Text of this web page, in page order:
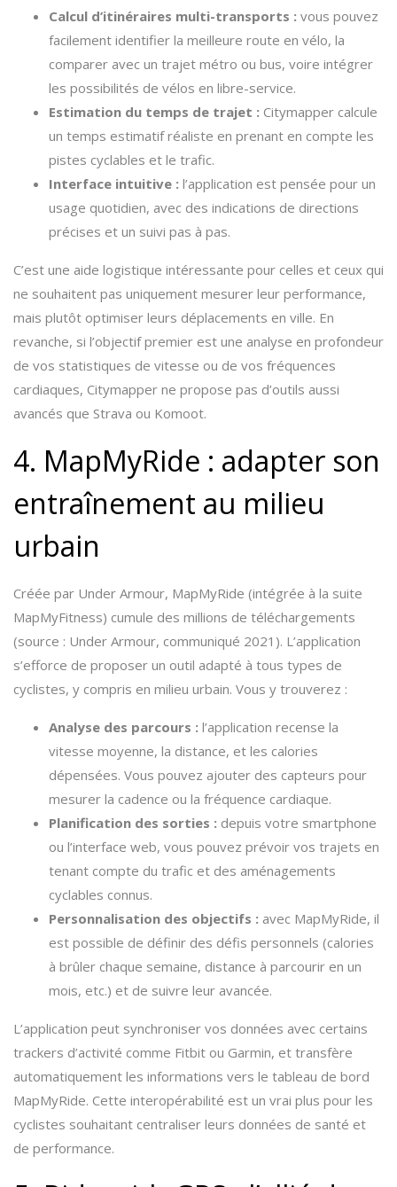
Calcul d’itinéraires multi-transports : vous pouvez
facilement identifier la meilleure route en vélo, la
comparer avec un trajet métro ou bus, voire intégrer
les possibilités de vélos en libre-service.
Estimation du temps de trajet : Citymapper calcule
un temps estimatif réaliste en prenant en compte les
pistes cyclables et le trafic.
Interface intuitive : l’application est pensée pour un
usage quotidien, avec des indications de directions
précises et un suivi pas à pas.
C’est une aide logistique intéressante pour celles et ceux qui
ne souhaitent pas uniquement mesurer leur performance,
mais plutôt optimiser leurs déplacements en ville. En
revanche, si l’objectif premier est une analyse en profondeur
de vos statistiques de vitesse ou de vos fréquences
cardiaques, Citymapper ne propose pas d’outils aussi
avancés que Strava ou Komoot.
4. MapMyRide : adapter son
entraînement au milieu
urbain
Créée par Under Armour, MapMyRide (intégrée à la suite
MapMyFitness) cumule des millions de téléchargements
(source : Under Armour, communiqué 2021). L’application
s’efforce de proposer un outil adapté à tous types de
cyclistes, y compris en milieu urbain. Vous y trouverez :
Analyse des parcours : l’application recense la
vitesse moyenne, la distance, et les calories
dépensées. Vous pouvez ajouter des capteurs pour
mesurer la cadence ou la fréquence cardiaque.
Planification des sorties : depuis votre smartphone
ou l’interface web, vous pouvez prévoir vos trajets en
tenant compte du trafic et des aménagements
cyclables connus.
Personnalisation des objectifs : avec MapMyRide, il
est possible de définir des défis personnels (calories
à brûler chaque semaine, distance à parcourir en un
mois, etc.) et de suivre leur avancée.
L’application peut synchroniser vos données avec certains
trackers d’activité comme Fitbit ou Garmin, et transfère
automatiquement les informations vers le tableau de bord
MapMyRide. Cette interopérabilité est un vrai plus pour les
cyclistes souhaitant centraliser leurs données de santé et
de performance.